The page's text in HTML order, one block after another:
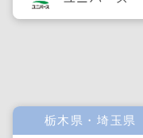
栃木県・埼玉県